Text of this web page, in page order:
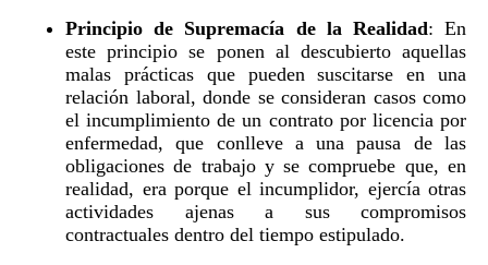
Principio de Supremacía de la Realidad: En
este principio se ponen al descubierto aquellas
malas prácticas que pueden suscitarse en una
relación laboral, donde se consideran casos como
el incumplimiento de un contrato por licencia por
enfermedad, que conlleve a una pausa de las
obligaciones de trabajo y se compruebe que, en
realidad, era porque el incumplidor, ejercía otras
actividades ajenas a sus compromisos
contractuales dentro del tiempo estipulado.